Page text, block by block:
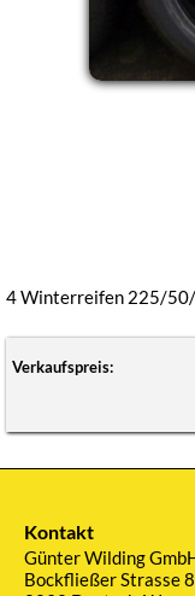
4 Winterreifen 225/50/
Verkaufspreis:
Kontakt
Günter Wilding
Bockfließer Strasse